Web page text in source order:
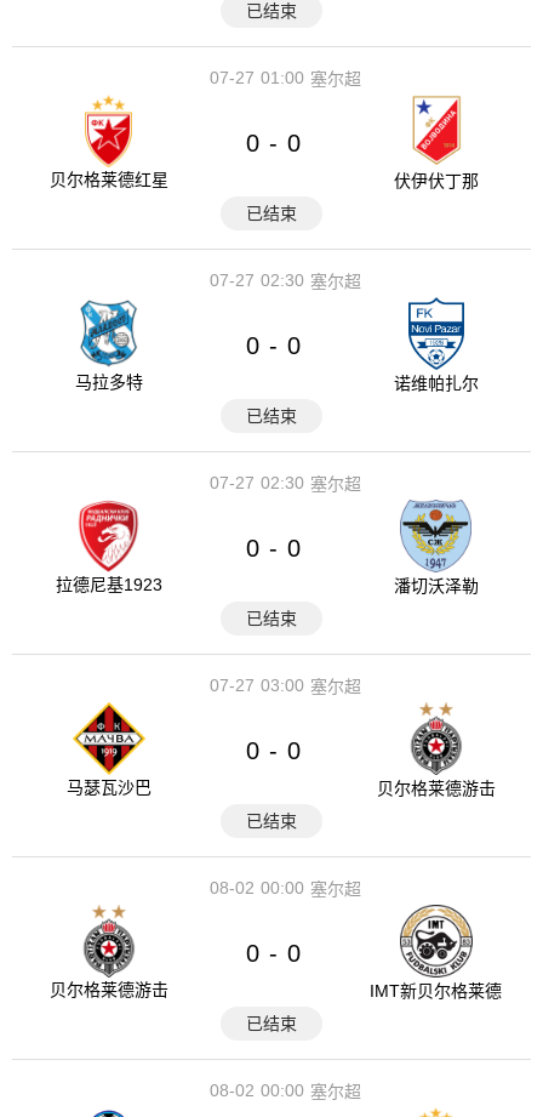
已结束
01:00
07-27 塞尔超
贝尔格莱德红星
0 - 0
伏伊伏丁那
已结束
02:30
07-27 塞尔超
马拉多特
0 - 0
诺维帕扎尔
已结束
02:30
07-27 塞尔超
拉德尼基1923
0 - 0
潘切沃泽勒
已结束
03:00
07-27 塞尔超
马瑟瓦沙巴
0 - 0
贝尔格莱德游击
已结束
00:00
08-02 塞尔超
贝尔格莱德游击
0 - 0
IMT新贝尔格莱德
已结束
00:00
08-02 塞尔超